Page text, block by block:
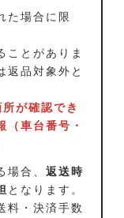
た場合に限
ことがありま
返品対象外と
が確認でき
（車台番号・
場合、 返送時
となります。
料・決済手数